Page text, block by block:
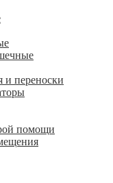
и переноски
помощи